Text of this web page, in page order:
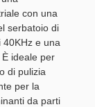
con una
serbatoio di
e una
ideale per
di pulizia
per la
da parti